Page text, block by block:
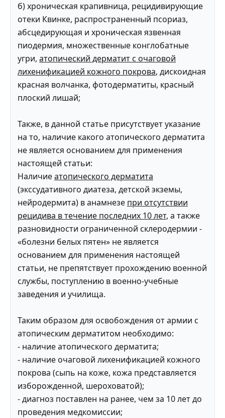
б) хроническая крапивница, рецидивирующие
отеки Квинке, распространенный псориаз,
абсцедирующая и хроническая язвенная
пиодермия, множественные конглобатные
угри, атопический дерматит с очаговой
лихенификацией кожного покрова, дискоидная
красная волчанка, фотодерматиты, красный
плоский лишай;
Также, в данной статье присутствует указание
на то, наличие какого атопического дерматита
не является основанием для применения
настоящей статьи:
Наличиеатопического дерматита
(экссудативного диатеза, детской экземы,
нейродермита) в анамнезе при отсутствии
рецидива в течение последних 10 лет, а также
разновидности ограниченной склеродермии -
«болезни белых пятен» не является
основанием для применения настоящей
статьи, не препятствует прохождению военной
службы, поступлению в военно-учебные
заведения и училища.
Таким образом для освобождения от армии с
атопическим дерматитом необходимо:
- наличие атопического дерматита;
- наличие очаговой лихенификацией кожного
покрова (сыпь на коже, кожа представляется
изборожденной, шероховатой);
- диагноз поставлен на ранее, чем за 10 лет до
проведения медкомиссии;